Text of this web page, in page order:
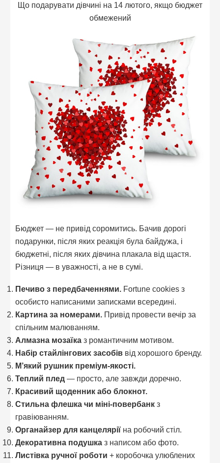
Що подарувати дівчині на 14 лютого, якщо бюджет
обмежений
Бюджет — не привід соромитись. Бачив дорогі
подарунки, після яких реакція була байдужа, і
бюджетні, після яких дівчина плакала від щастя.
Різниця — в уважності, а не в сумі.
Печиво з передбаченнями. Fortune cookies з
особисто написаними записками всередині.
Картина за номерами. Привід провести вечір за
спільним малюванням.
Алмазна мозаїка з романтичним мотивом.
Набір стайлінгових засобів від хорошого бренду.
М’який рушник преміум-якості.
Теплий плед — просто, але завжди доречно.
Красивий щоденник або блокнот.
Стильна флешка чи міні-повербанк з
гравіюванням.
Органайзер для канцелярії на робочий стіл.
Декоративна подушка з написом або фото.
Листівка ручної роботи + коробочка улюблених